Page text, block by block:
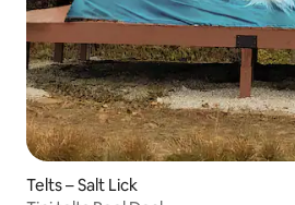
Telts – Salt Lick